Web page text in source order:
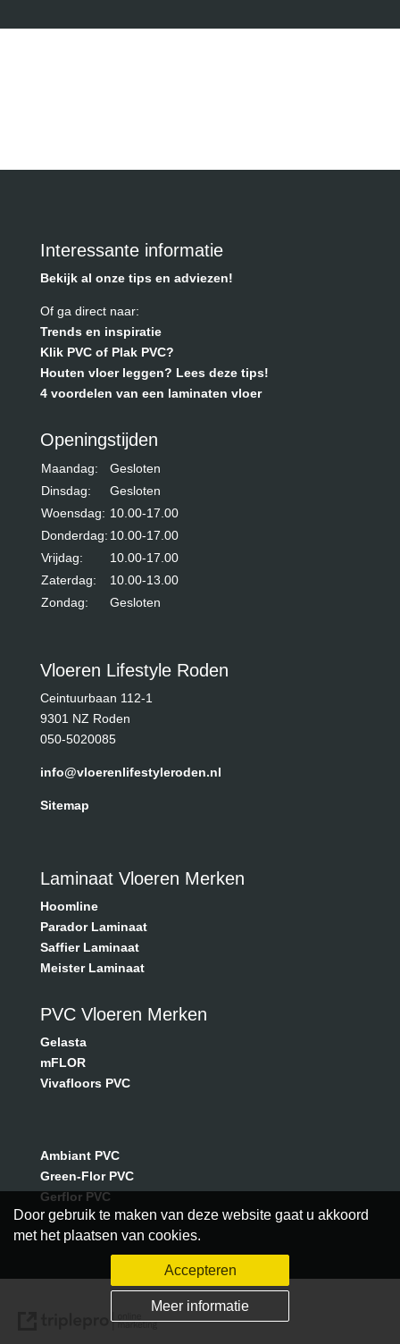
Interessante informatie
Bekijk al onze tips en adviezen!
Of ga direct naar:
Trends en inspiratie
Klik PVC of Plak PVC?
Houten vloer leggen? Lees deze tips!
4 voordelen van een laminaten vloer
Openingstijden
Maandag:
Gesloten
Dinsdag:
Gesloten
Woensdag: 10.00-17.00
Donderdag: 10.00-17.00
Vrijdag:
10.00-17.00
Zaterdag:
10.00-13.00
Zondag:
Gesloten
Vloeren Lifestyle Roden
Ceintuurbaan 112-1
9301 NZ Roden
050-5020085
info@vloerenlifestyleroden.nl
Sitemap
Laminaat Vloeren Merken
Hoomline
Parador Laminaat
Saffier Laminaat
Meister Laminaat
PVC Vloeren Merken
Gelasta
mFLOR
Vivafloors PVC
Ambiant PVC
Green-Flor PVC
Gerflor PVC
Door gebruik te maken van deze website gaat u akkoord
met het plaatsen van cookies.
Accepteren
Meer informatie